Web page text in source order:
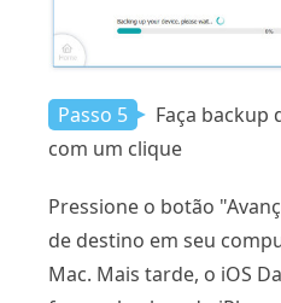
Passo 5
Faça backup
com um clique
Pressione o botão
de destino em seu
Mac. Mais tarde, o iOS